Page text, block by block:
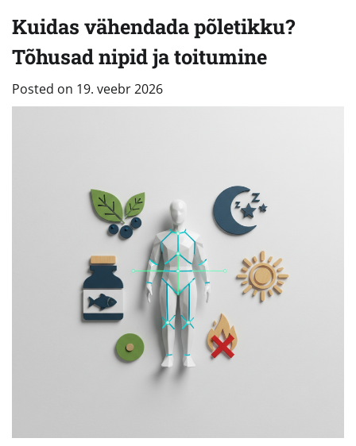
Kuidas vähendada põletikku?
Tõhusad nipid ja toitumine
Posted on 19. veebr 2026